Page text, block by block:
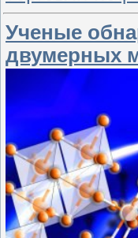
Ученые
двумерных